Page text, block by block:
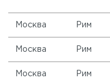
Москва Рим
Москва Рим
Москва Рим